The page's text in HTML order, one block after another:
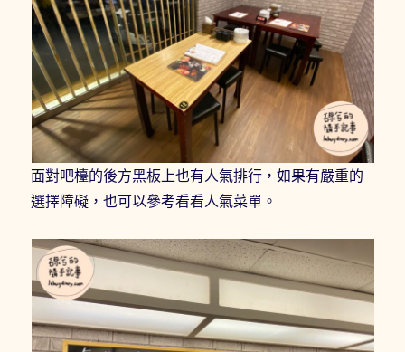
面對吧檯的後方黑板上也有人氣排行，如果有嚴重的
選擇障礙，也可以參考看看人氣菜單。